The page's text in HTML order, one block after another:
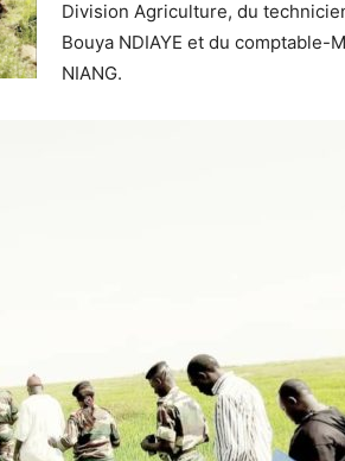
Division Agriculture, du
Bouya NDIAYE et du comptable-
NIANG.